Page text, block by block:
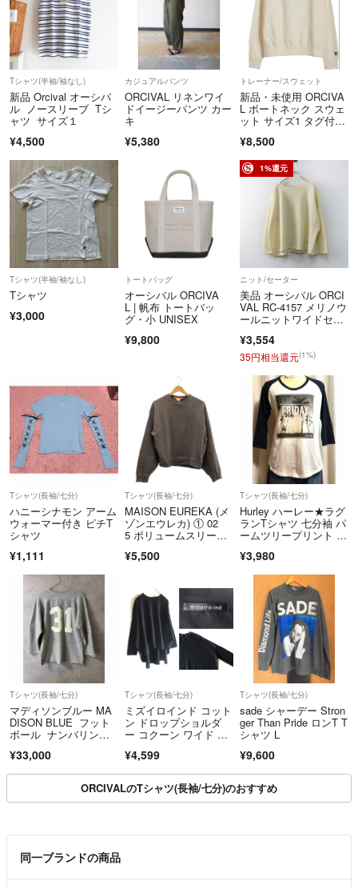
Tシャツ(半袖/袖なし)
新品 Orcival オーシバ
ル ノースリーブ Tシ
ャツ サイズ１
¥4,500
カジュアルパンツ
ORCIVAL リネンワイ
ドイージーパンツ カー
キ
¥5,380
トレーナー/スウェット
新品・未使用 ORCIVA
L ボートネック スウェ
ット サイズ1 タグ付
¥8,500
Tシャツ(半袖/袖なし)
Tシャツ
¥3,000
トートバッグ
オーシバル ORCIVA
L | 帆布 トートバッ
グ・小 UNISEX
¥9,800
1%還元
ニット/セーター
美品 オーシバル ORCI
VAL RC-4157 メリノウ
ールニットワイドセー
ルオーバー オーチバル
【2400015047331】
¥3,554
35円相当還元(1%)
Tシャツ(長袖/七分)
ハニーシナモン アーム
ウォーマー付き ピチT
シャツ
¥1,111
Tシャツ(長袖/七分)
MAISON EUREKA (メ
ゾンエウレカ) ① 02
5 ボリュームスリーブ
ス ブラウン FREE
¥5,500
Tシャツ(長袖/七分)
Hurley ハーレー★ラグ
ランTシャツ 七分袖 パ
ームツリープリント 綿
¥3,980
Tシャツ(長袖/七分)
マディソンブルー MA
DISON BLUE フット
ボール ナンバリン
ー
¥33,000
Tシャツ(長袖/七分)
ミズイロインド コット
ン ドロップショルダ
ー コクーン ワイド カ
E ブラック 黒 ゆった
り
¥4,599
Tシャツ(長袖/七分)
sade シャーデー Stron
ger Than Pride ロンT T
シャツ L
¥9,600
ORCIVALのTシャツ(長袖/七分)のおすすめ
同一ブランドの商品